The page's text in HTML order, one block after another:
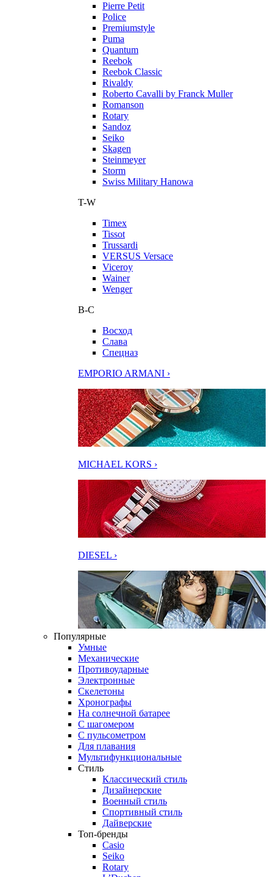
Pierre Petit
Police
Premiumstyle
Puma
Quantum
Reebok
Reebok Classic
Rivaldy
Roberto Cavalli by Franck Muller
Romanson
Rotary
Sandoz
Seiko
Skagen
Steinmeyer
Storm
Swiss Military Hanowa
T-W
Timex
Tissot
Trussardi
VERSUS Versace
Viceroy
Wainer
Wenger
В-С
Восход
Слава
Спецназ
EMPORIO ARMANI ›
MICHAEL KORS ›
DIESEL ›
Популярные
Умные
Механические
Противоударные
Электронные
Скелетоны
Хронографы
На солнечной батарее
С шагомером
С пульсометром
Для плавания
Мультифункциональные
Стиль
Классический стиль
Дизайнерские
Военный стиль
Спортивный стиль
Дайверские
Топ-бренды
Casio
Seiko
Rotary